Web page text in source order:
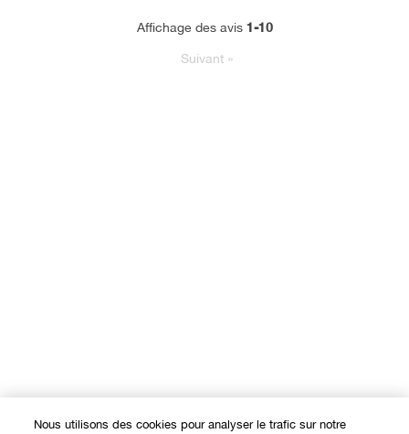
Affichage des avis 1-10
Suivant »
Nous utilisons des cookies pour analyser le trafic sur notre